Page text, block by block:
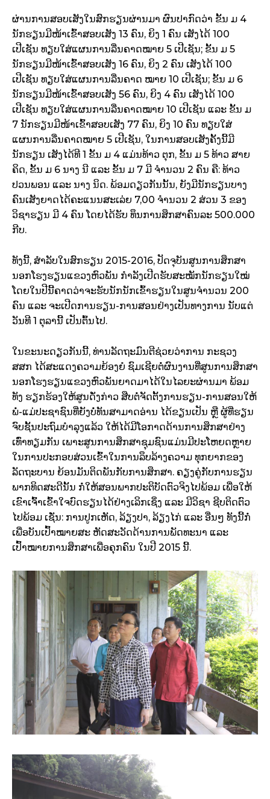
ຜ່ານການສອບເສັງໃນສົກຮຽນຜ່ານມາ ຜົນປາກົດວ່າ ຂັ້ນ ມ 4
ນັກຮຽນມີໜ້າເຂົ້າສອບເສັງ 13 ຄົນ, ຍິງ 1 ຄົນ ເສັງໄດ້ 100
ເປີເຊັນ ທຽບໃສ່ແຜນການລື່ນຄາດໝາຍ 5 ເປີເຊັນ; ຂັ້ນ ມ 5
ນັກຮຽນມີໜ້າເຂົ້າສອບເສັງ 16 ຄົນ, ຍິງ 2 ຄົນ ເສັງໄດ້ 100
ເປີເຊັນ ທຽບໃສ່ແຜນການລື່ນຄາດ ໝາຍ 10 ເປີເຊັນ; ຂັ້ນ ມ 6
ນັກຮຽນມີໜ້າເຂົ້າສອບເສັງ 56 ຄົນ, ຍິງ 4 ຄົນ ເສັງໄດ້ 100
ເປີເຊັນ ທຽບໃສ່ແຜນການລື່ນຄາດໝາຍ 10 ເປີເຊັນ ແລະ ຂັ້ນ ມ
7 ນັກຮຽນມີໜ້າເຂົ້າສອບເສັງ 77 ຄົນ, ຍິງ 10 ຄົນ ທຽບໃສ່
ແຜນການລື່ນຄາດໝາຍ 5 ເປີເຊັນ, ໃນການສອບເສັງຄັ້ງນີ້ມີ
ນັກຮຽນ ເສັງໄດ້ທີ 1 ຂັ້ນ ມ 4 ແມ່ນທ້າວ ຕຸກ, ຂັ້ນ ມ 5 ທ້າວ ສາຍ
ຄິດ, ຂັ້ນ ມ 6 ນາງ ນີ ແລະ ຂັ້ນ ມ 7 ມີ ຈຳນວນ 2 ຄົນ ຄື: ທ້າວ
ປວນພອນ ແລະ ນາງ ນິດ. ພ້ອມດຽວກັນນັ້ນ, ຍັງມີນັກຮຽນບາງ
ຄົນເສັງຍາດໄດ້ຄະແນນສະເລ່ຍ 7,00 ຈຳນວນ 2 ສ່ວນ 3 ຂອງ
ວິຊາຮຽນ ມີ 4 ຄົນ ໂດຍໄດ້ຮັບ ທຶນການສຶກສາຄົນລະ 500.000
ກີບ.
ທັງນີ້, ສຳລັບໃນສົກຮຽນ 2015-2016, ປັດຈຸບັນສູນການສຶກສາ
ນອກໂຮງຮຽນແຂວງຫົວພັນ ກຳລັງເປີດຮັບສະໝັກນັກຮຽນໃໝ່
ໂດຍໃນປີນີ້ຄາດວ່າຈະຮັບນັກນັກເຂົ້າຮຽນໃນສູນຈຳນວນ 200
ຄົນ ແລະ ຈະເປີດການຮຽນ-ການສອນຢ່າງເປັນທາງການ ນັບແຕ່
ວັນທີ 1 ຕຸລານີ້ ເປັນຕົ້ນໄປ.
ໃນຂະນະດຽວກັນນີ້, ທ່ານລັດຖະມົນຕີຊ່ວຍວ່າການ ກະຊວງ
ສສກ ໄດ້ສະແດງຄວາມຍ້ອງຍໍ ຊົມເຊີຍຕໍ່ຜົນງານທີ່ສູນການສຶກສາ
ນອກໂຮງຮຽນແຂວງຫົວພັນຍາດມາໄດ້ໃນໄລຍະຜ່ານມາ ພ້ອມ
ທັງ ຮຽກຮ້ອງໃຫ້ສູນດັ່ງກ່າວ ສືບຕໍ່ຈັດຕັ້ງການຮຽນ-ການສອນໃຫ້
ພໍ່-ແມ່ປະຊາຊົນທີ່ຍັງບໍ່ທັນສາມາດອ່ານ ໄດ້ຂຽນເປັນ ຫຼື ຜູ້ທີ່ຮຽນ
ຈົບຊັ້ນປະຖົມບຳລຸງແລ້ວ ໃຫ້ໄດ້ມີໂອກາດດ້ານການສຶກສາຢ່າງ
ເທົ່າທຽມກັນ ເພາະສູນການສຶກສາຊຸມຊົນແມ່ນມີປະໂຫຍດຫຼາຍ
ໃນການປະກອບສ່ວນເຂົ້າໃນການລຶບລ້າງຄວາມ ທຸກຍາກຂອງ
ລັດຖະບານ ຍ້ອນມັນຕິດພັນກັບການສຶກສາ. ຄຽງຄູ່ກັບການຮຽນ
ພາກທິດສະດີນັ້ນ ກໍ່ໃຫ້ສອນພາກປະຕິບັດຕົວຈິງໄປພ້ອມ ເພື່ອໃຫ້
ເຂົາເຈົ້າເຂົ້າໃຈບົດຮຽນໄດ້ຢ່າງເລິກເຊິ່ງ ແລະ ມີວິຊາ ຊີບຕິດຕົວ
ໄປພ້ອມ ເຊັ່ນ: ການປູກເຫັດ, ລ້ຽງປາ, ລ້ຽງໄກ່ ແລະ ອື່ນໆ ທັງນີ້ກໍ່
ເພື່ອບັນເປົ້າໝາຍສະ ຫັດສະວັດດ້ານການພັດທະນາ ແລະ
ເປົ້າໝາຍການສຶກສາເພື່ອຄຸກຄົນ ໃນປີ 2015 ນີ້.